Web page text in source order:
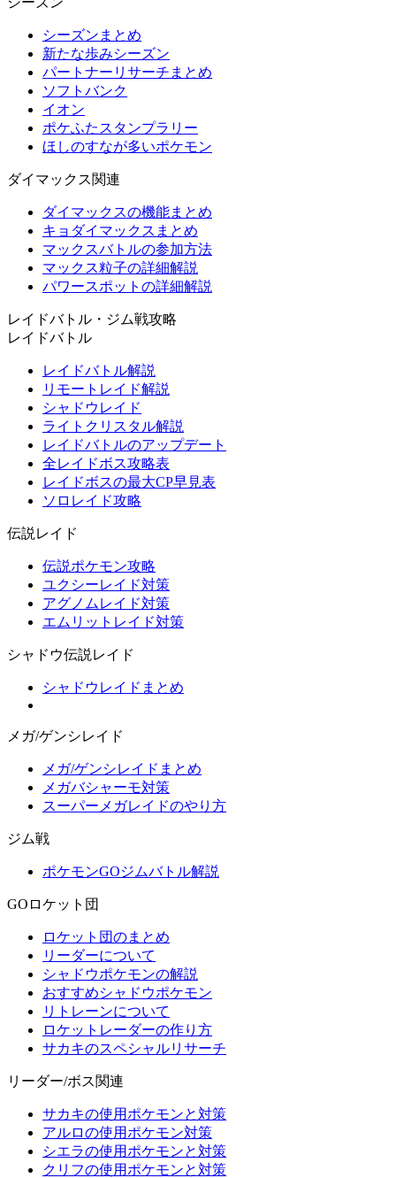
シーズンまとめ
新たな歩みシーズン
パートナーリサーチまとめ
ソフトバンク
イオン
ポケふたスタンプラリー
ほしのすなが多いポケモン
ダイマックス関連
ダイマックスの機能まとめ
キョダイマックスまとめ
マックスバトルの参加方法
マックス粒子の詳細解説
パワースポットの詳細解説
レイドバトル・ジム戦攻略
レイドバトル
レイドバトル解説
リモートレイド解説
シャドウレイド
ライトクリスタル解説
レイドバトルのアップデート
全レイドボス攻略表
レイドボスの最大CP早見表
ソロレイド攻略
伝説レイド
伝説ポケモン攻略
ユクシーレイド対策
アグノムレイド対策
エムリットレイド対策
シャドウ伝説レイド
シャドウレイドまとめ
メガ/ゲンシレイド
メガ/ゲンシレイドまとめ
メガバシャーモ対策
スーパーメガレイドのやり方
ジム戦
ポケモンGOジムバトル解説
GOロケット団
ロケット団のまとめ
リーダーについて
シャドウポケモンの解説
おすすめシャドウポケモン
リトレーンについて
ロケットレーダーの作り方
サカキのスペシャルリサーチ
リーダー/ボス関連
サカキの使用ポケモンと対策
アルロの使用ポケモン対策
シエラの使用ポケモンと対策
クリフの使用ポケモンと対策